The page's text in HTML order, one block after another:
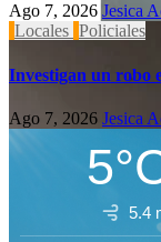
Ago 7, 2026 Jesica
Locales Policiales
Investigan un robo
Ago 7, 2026 Jesica
5.4